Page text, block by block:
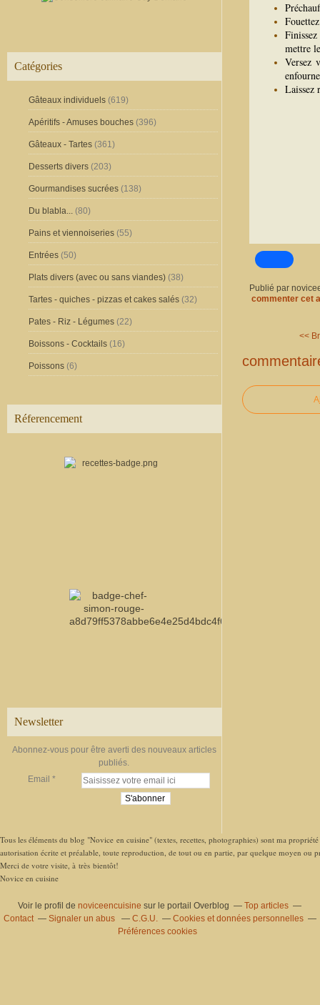
Catégories
Gâteaux individuels (619)
Apéritifs - Amuses bouches (396)
Gâteaux - Tartes (361)
Desserts divers (203)
Gourmandises sucrées (138)
Du blabla... (80)
Pains et viennoiseries (55)
Entrées (50)
Plats divers (avec ou sans viandes) (38)
Tartes - quiches - pizzas et cakes salés (32)
Pates - Riz - Légumes (22)
Boissons - Cocktails (16)
Poissons (6)
Réferencement
Newsletter
Abonnez-vous pour être averti des nouveaux articles
publiés.
Email
mettre
Versez
Laissez
Publié par
commenter cet
<<
Tous les éléments du blog "Novice en cuisine" (textes, recettes, photographies) sont ma
autorisation écrite et préalable, toute reproduction, de tout ou en partie, par quelque moyen ou
Merci de votre visite, à très bientôt!
Novice en cuisine
Voir le profil denoviceencuisine sur le portail Overblog
Top articles
Contact
Signaler un abus C.G.U.
Cookies et données personnelles
Préférences cookies